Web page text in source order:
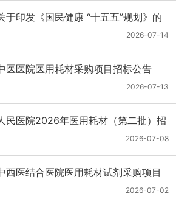
于印发《国民健康 “十五五”规划》的
2026-07-14
医医院医用耗材采购项目招标公告
2026-07-13
民医院2026年医用耗材（第二批）招
2026-07-08
西医结合医院医用耗材试剂采购项目
普通耗材）公开招标公告
2026-07-02